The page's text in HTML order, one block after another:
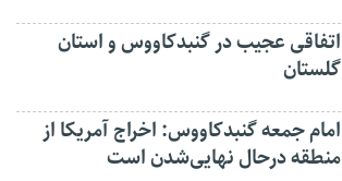
اتفاقی عجیب در‌ گنبدکاووس و استان
گلستان
امام جمعه گنبدکاووس: اخراج آمریکا از
منطقه درحال نهایی‌شدن است